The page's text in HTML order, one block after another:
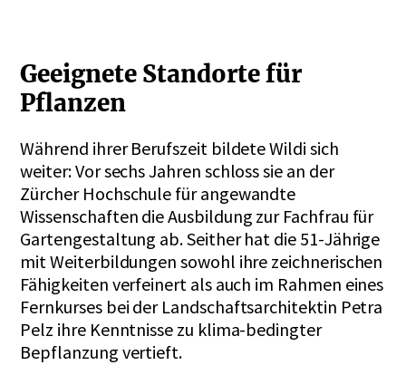
Geeignete Standorte für
Pflanzen
Während ihrer Berufszeit bildete Wildi sich
weiter: Vor sechs Jahren schloss sie an der
Zürcher Hochschule für angewandte
Wissenschaften die Ausbildung zur Fachfrau für
Gartengestaltung ab. Seither hat die 51-Jährige
mit Weiterbildungen sowohl ihre zeichnerischen
Fähigkeiten verfeinert als auch im Rahmen eines
Fernkurses bei der Landschaftsarchitektin Petra
Pelz ihre Kenntnisse zu klima-bedingter
Bepflanzung vertieft.